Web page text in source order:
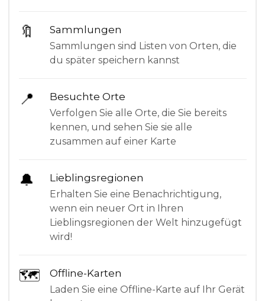
🔖 Sammlungen
Sammlungen sind Listen von Orten, die
du später speichern kannst
📍 Besuchte Orte
Verfolgen Sie alle Orte, die Sie bereits
kennen, und sehen Sie sie alle
zusammen auf einer Karte
🔔 Lieblingsregionen
Erhalten Sie eine Benachrichtigung,
wenn ein neuer Ort in Ihren
Lieblingsregionen der Welt hinzugefügt
wird!
🗺 Offline-Karten
Laden Sie eine Offline-Karte auf Ihr Gerät